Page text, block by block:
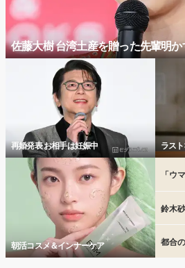
佐藤大樹 台湾土産を贈った先輩明か
再婚発表 お相手は妊娠中 ラス
朝活コスメ＆インナーケア
「ウ
鈴木
都合